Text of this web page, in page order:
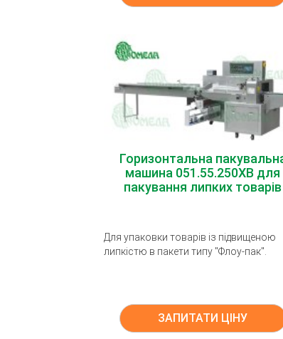
Горизонтальна
машина 051.55.250ХВ для
пакування липких товарів
Для упаковки товарів із підвищеною
липкістю в пакети типу "Флоу-пак".
ЗАПИТАТИ ЦІНУ